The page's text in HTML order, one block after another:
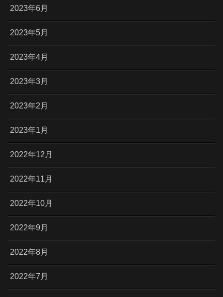
2023年6月
2023年5月
2023年4月
2023年3月
2023年2月
2023年1月
2022年12月
2022年11月
2022年10月
2022年9月
2022年8月
2022年7月